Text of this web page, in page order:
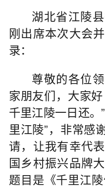
湖北省江陵
刚出席本次大会
录：
尊敬的各位
家朋友们，大家好
千里江陵一日还。
里江陵”，非常感
请，让我有幸代
国乡村振兴品牌
题目是《千里江